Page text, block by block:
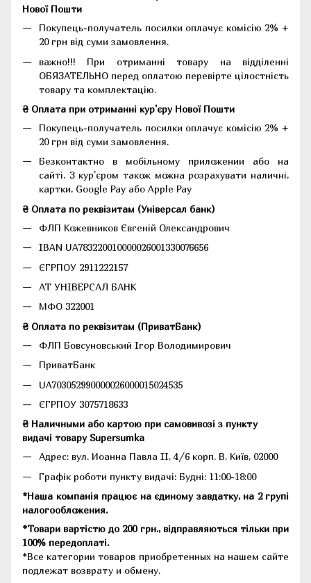
Нової Пошти
Покупець-получатель посилки оплачує комісію 2% +
20 грн від суми замовлення.
важно!!! При отриманні товару на відділенні
ОБЯЗАТЕЛЬНО перед оплатою перевірте цілостність
товару та комплектацію.
₴ Оплата при отриманні кур'єру Нової Пошти
Покупець-получатель посилки оплачує комісію 2% +
20 грн від суми замовлення.
Безконтактно в мобільному приложении або на
сайті. З кур'єром також можна розрахувати наличні,
картки, Google Pay або Apple Pay
₴ Оплата по реквізитам (Універсал банк)
ФЛП Кожевников Євгеній Олександрович
IBAN UA783220010000026001330076656
ЄГРПОУ 2911222157
АТ УНІВЕРСАЛ БАНК
МФО 322001
₴ Оплата по реквізитам (ПриватБанк)
ФЛП Бовсуновський Ігор Володимирович
ПриватБанк
UA703052990000026000015024535
ЄГРПОУ 3075718633
₴ Наличными або картою при самовивозі з пункту
видачі товару Supersumka
Адрес: вул. Иоанна Павла II, 4/6 корп. В, Київ, 02000
Графік роботи пункту видачі: Будні: 11:00-18:00
*Наша компанія працює на єдиному завдатку, на 2 групі
налогообложения.
*Товари вартістю до 200 грн., відправляються тільки при
100% передоплаті.
*Все категории товаров приобретенных на нашем сайте
подлежат возврату и обмену.